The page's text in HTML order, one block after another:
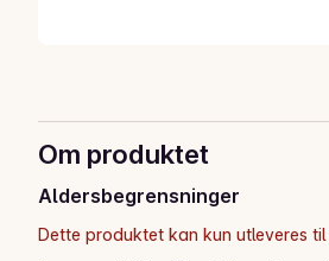
Om produktet
Aldersbegrensninger
Dette produktet kan kun utleveres